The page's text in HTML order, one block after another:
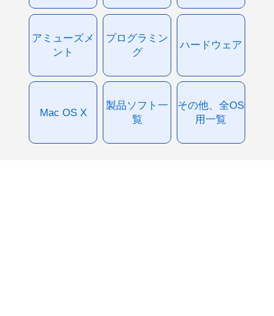
アミューズメ
ント
プログラミン
グ
ハードウェア
Mac OS X
製品ソフト一
覧
その他、全OS
用一覧